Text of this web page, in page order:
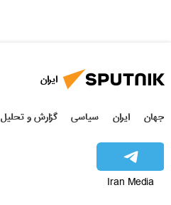
ایران
جهان ایران سیاسی گزارش و تحلیل
Iran Media